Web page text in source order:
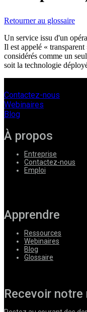
Fournisseurs
Retourner au glossaire
Un service issu d'un
Il est appelé «
considérés comme un
soit la technologie
Contactez-nous
Webinaires
Blog
À propos
Entreprise
Contactez-nous
Emploi
Apprendre
Ressources
Webinaires
Blog
Glossaire
Recevoir